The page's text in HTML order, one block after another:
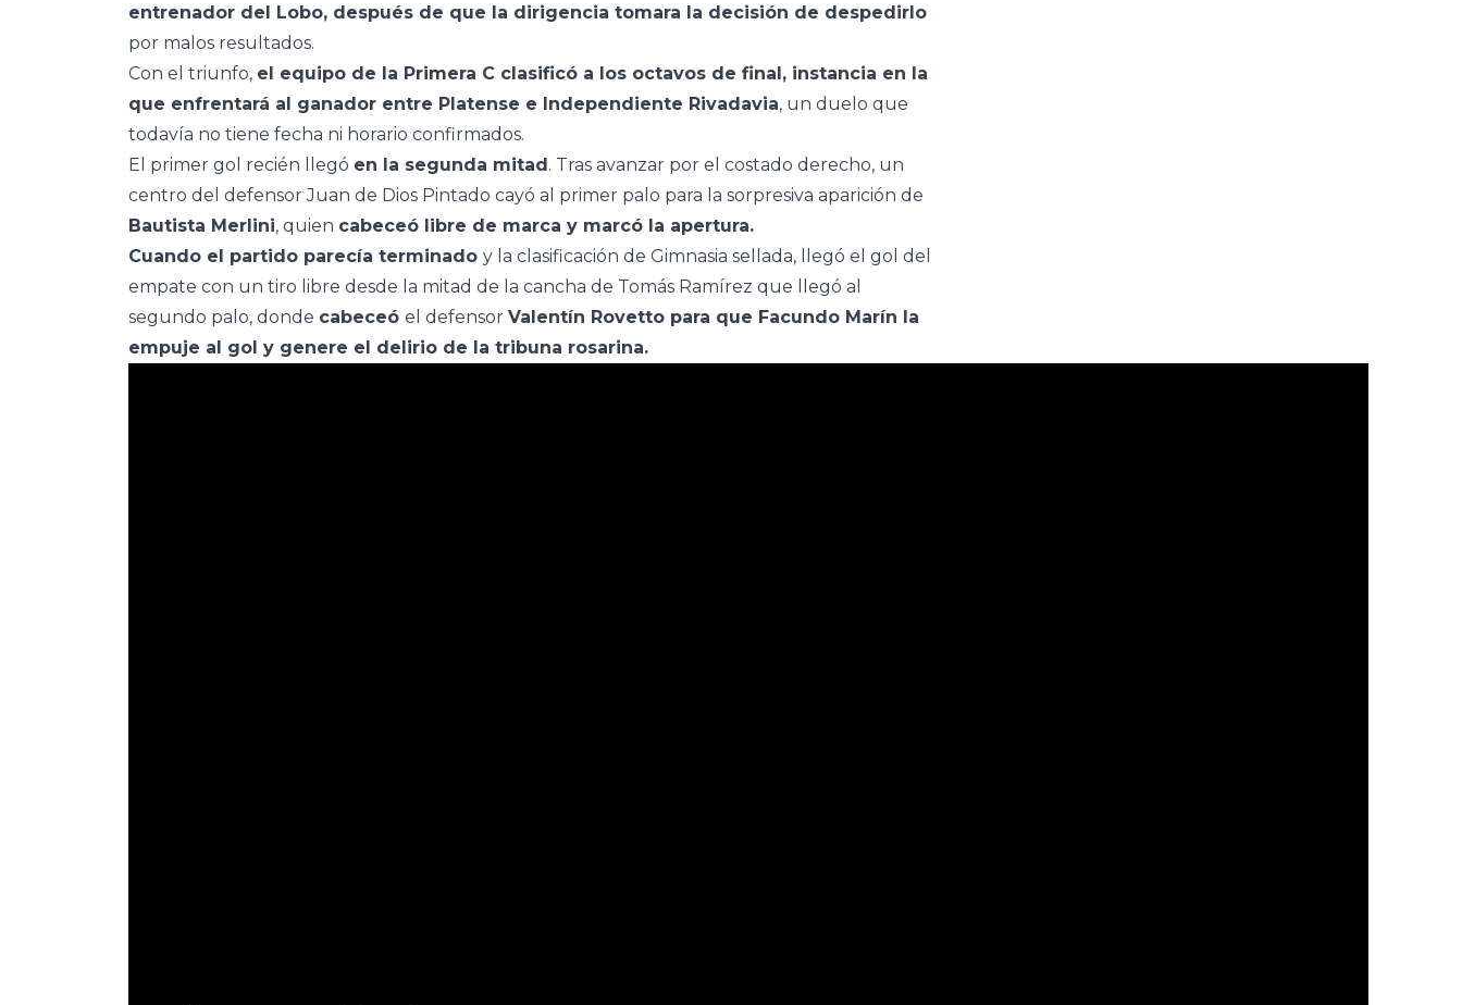
entrenador del Lobo, después de que la dirigencia tomara la decisión de despedirlo
por malos resultados.
Con el triunfo, el equipo de la Primera C clasificó a los octavos de final, instancia en la
que enfrentará al ganador entre Platense e Independiente Rivadavia, un duelo que
todavía no tiene fecha ni horario confirmados.
El primer gol recién llegó en la segunda mitad. Tras avanzar por el costado derecho, un
centro del defensor Juan de Dios Pintado cayó al primer palo para la sorpresiva aparición de
Bautista Merlini, quien cabeceó libre de marca y marcó la apertura.
Cuando el partido parecía terminado y la clasificación de Gimnasia sellada, llegó el gol del
empate con un tiro libre desde la mitad de la cancha de Tomás Ramírez que llegó al
segundo palo, donde cabeceó el defensor Valentín Rovetto para que Facundo Marín la
empuje al gol y genere el delirio de la tribuna rosarina.